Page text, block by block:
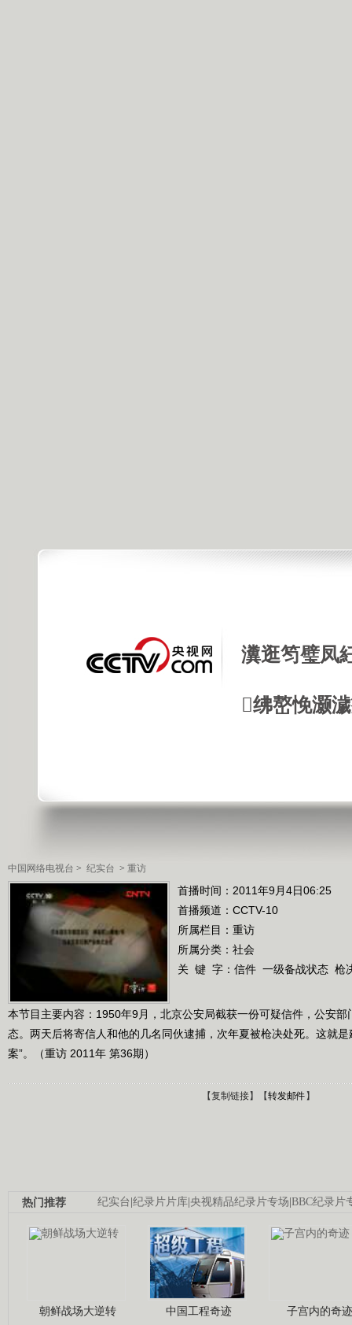
瀵逛笉璧凤
绋嶅悗灏
中国网络电视台 > 纪实台 > 重访
首播时间：2011年9月4日06:25
首播频道： CCTV-10
所属栏目： 重访
所属分类：社会
关 键 字： 信件 一级备战状态 枪
本节目主要内容：1950年9月，北京公安局截获一份可疑信件，公安
态。两天后将寄信人和他的几名同伙逮捕，次年夏被枪决处死。这就
案”。（重访 2011年 第36期）
【复制链接】【转发邮件】
纪实台|纪录片片库|央视精品纪录片专场|BBC纪录片
热门推荐
朝鲜战场大逆转 中国工程奇迹 子宫内的奇迹